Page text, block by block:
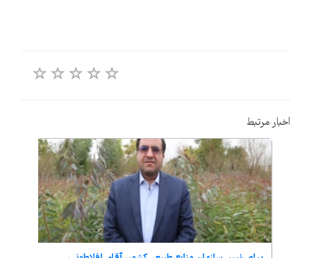
اخبار مرتبط